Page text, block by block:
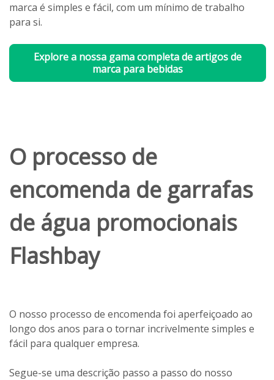
marca é simples e fácil, com um mínimo de trabalho
para si.
Explore a nossa gama completa de artigos de
marca para bebidas
O processo de
encomenda de garrafas
de água promocionais
Flashbay
O nosso processo de encomenda foi aperfeiçoado ao
longo dos anos para o tornar incrivelmente simples e
fácil para qualquer empresa.
Segue-se uma descrição passo a passo do nosso